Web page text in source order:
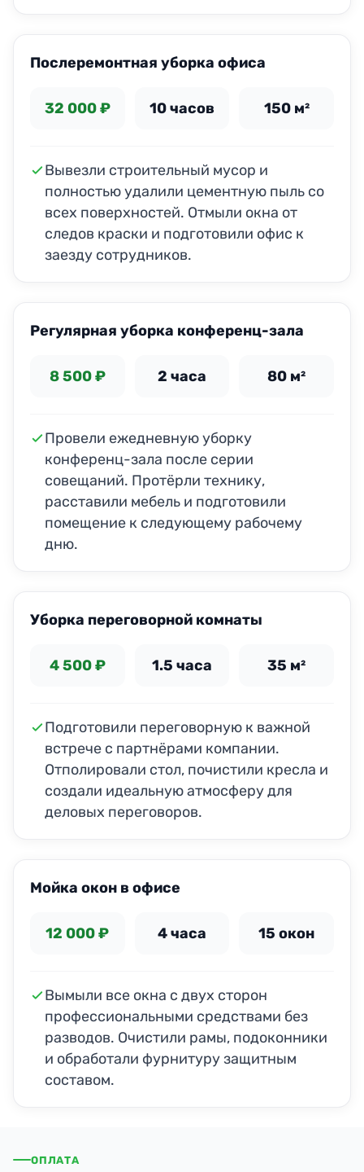
Послеремонтная уборка офиса
32 000 ₽ 10 часов 150 м²
Вывезли строительный мусор и
полностью удалили цементную пыль со
всех поверхностей. Отмыли окна от
следов краски и подготовили офис к
заезду сотрудников.
Регулярная уборка конференц-зала
8 500 ₽ 2 часа 80 м²
Провели ежедневную уборку
конференц-зала после серии
совещаний. Протёрли технику,
расставили мебель и подготовили
помещение к следующему рабочему
дню.
Уборка переговорной комнаты
4 500 ₽ 1.5 часа 35 м²
Подготовили переговорную к важной
встрече с партнёрами компании.
Отполировали стол, почистили кресла и
создали идеальную атмосферу для
деловых переговоров.
Мойка окон в офисе
12 000 ₽ 4 часа 15 окон
Вымыли все окна с двух сторон
профессиональными средствами без
разводов. Очистили рамы, подоконники
и обработали фурнитуру защитным
составом.
ОПЛАТА